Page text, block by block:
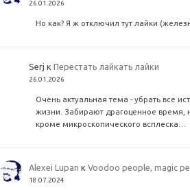
26.01.2026
Но как? Я ж отключил тут лайки
Serj кПерестать лайкать лайки
26.01.2026
Очень актуальная тема - убрать все
жизни. Забирают драгоценное время,
кроме микроскопического всплеска…
Alexei Lupan кVoodoo people, magic
18.07.2024